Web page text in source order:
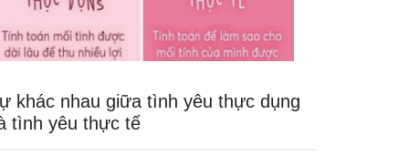
khác nhau giữa tình yêu thực dụng
tình yêu thực tế